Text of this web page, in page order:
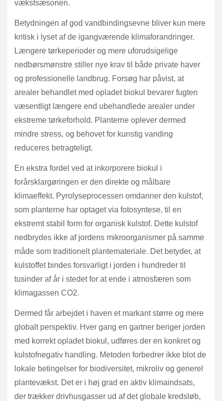
vækstsæsonen.
Betydningen af god vandbindingsevne bliver kun mere
kritisk i lyset af de igangværende klimaforandringer.
Længere tørkeperioder og mere uforudsigelige
nedbørsmønstre stiller nye krav til både private haver
og professionelle landbrug. Forsøg har påvist, at
arealer behandlet med opladet biokul bevarer fugten
væsentligt længere end ubehandlede arealer under
ekstreme tørkeforhold. Planterne oplever dermed
mindre stress, og behovet for kunstig vanding
reduceres betragteligt.
En ekstra fordel ved at inkorporere biokul i
forårsklargøringen er den direkte og målbare
klimaeffekt. Pyrolyseprocessen omdanner den kulstof,
som planterne har optaget via fotosyntese, til en
ekstremt stabil form for organisk kulstof. Dette kulstof
nedbrydes ikke af jordens mikroorganismer på samme
måde som traditionelt plantemateriale. Det betyder, at
kulstoffet bindes forsvarligt i jorden i hundreder til
tusinder af år i stedet for at ende i atmosfæren som
klimagassen CO2.
Dermed får arbejdet i haven et markant større og mere
globalt perspektiv. Hver gang en gartner beriger jorden
med korrekt opladet biokul, udføres der en konkret og
kulstofnegativ handling. Metoden forbedrer ikke blot de
lokale betingelser for biodiversitet, mikroliv og generel
plantevækst. Det er i høj grad en aktiv klimaindsats,
der trækker drivhusgasser ud af det globale kredsløb,